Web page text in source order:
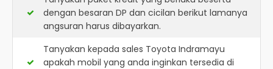
dengan besaran DP dan cicilan berikut lamanya
angsuran harus dibayarkan.
Tanyakan kepada sales Toyota Indramayu
apakah mobil yang anda inginkan tersedia di